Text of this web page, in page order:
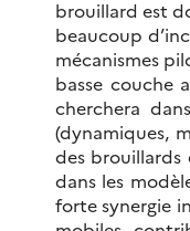
brouillard est
beaucoup
mécanismes
basse couche
cherchera
(dynamiques,
des brouillards
dans les
forte synergie